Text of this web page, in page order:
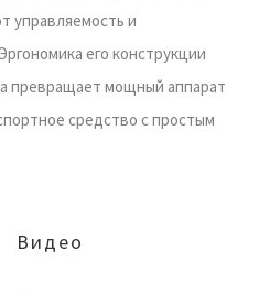
и
его конструкции
превращает мощный аппарат
средство с простым
Видео